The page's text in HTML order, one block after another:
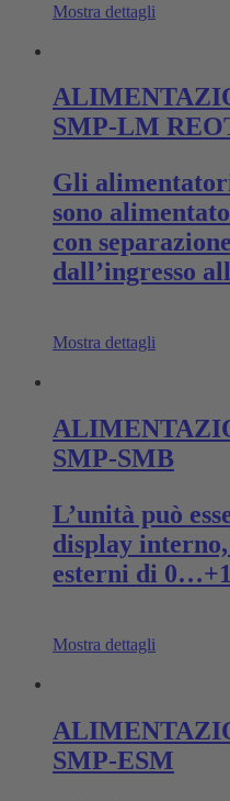
Mostra dettagli
SMP-LM
Gli
sono
con
dall’ingresso
Mostra dettagli
SMP-SMB
L’unità può
display
esterni di
Mostra dettagli
SMP-ESM